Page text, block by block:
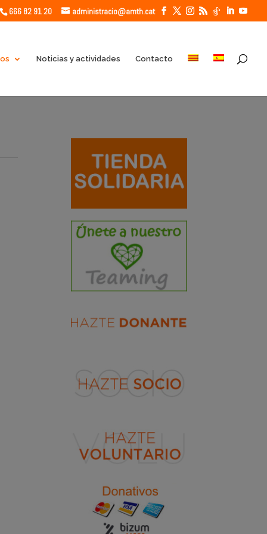
666 82 91 20 administracio@amth.cat
Noticias y actividades Contacto